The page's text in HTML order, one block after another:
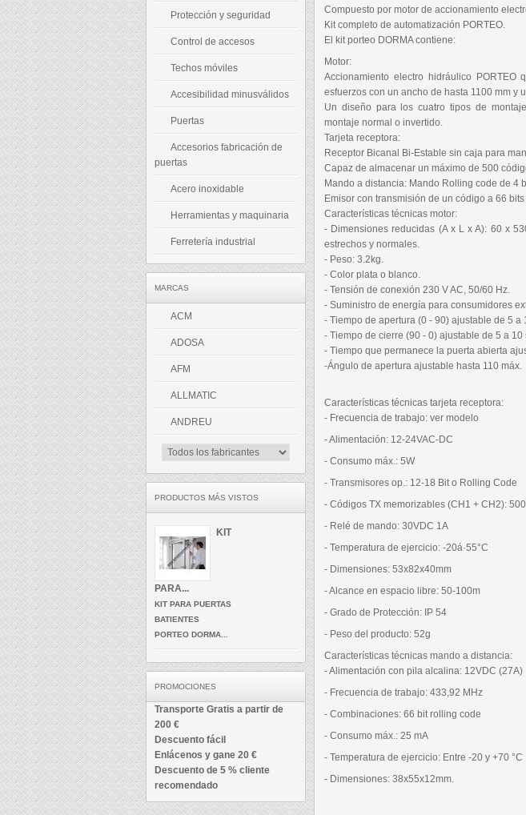
Protección y seguridad
Control de accesos
Techos móviles
Accesibilidad minusválidos
Puertas
Accesorios fabricación de
puertas
Acero inoxidable
Herramientas y maquinaria
Ferretería industrial
MARCAS
ACM
ADOSA
AFM
ALLMATIC
ANDREU
PRODUCTOS MÁS VISTOS
KIT
PARA...
KIT PARA PUERTAS
BATIENTES
PORTEO DORMA...
PROMOCIONES
Transporte Gratis a partir de
200 €
Descuento fácil
Enlácenos y gane 20 €
Descuento de 5 % cliente
recomendado
Compuesto por motor de accionamiento
Kit completo de automatización PORTEO.
El kit porteo DORMA contiene:
Motor:
Accionamiento electro hidráulico
esfuerzos con un ancho de hasta 1100 mm y
Un diseño para los cuatro tipos de
montaje normal o invertido.
Tarjeta receptora:
Receptor Bicanal Bi-Estable sin caja para
Capaz de almacenar un máximo de 500
Mando a distancia: Mando Rolling code de 4
Emisor con transmisión de un código a 66
Características técnicas motor:
- Dimensiones reducidas (A x L x A): 60 x
estrechos y normales.
- Peso: 3.2kg.
- Color plata o blanco.
- Tensión de conexión 230 V AC, 50/60 Hz.
- Suministro de energía para consumidores
- Tiempo de apertura (0 - 90) ajustable de 5 a
- Tiempo de cierre (90 - 0) ajustable de 5 a 10
- Tiempo que permanece la puerta abierta
-Ángulo de apertura ajustable hasta 110 máx.
Características técnicas tarjeta receptora:
- Frecuencia de trabajo: ver modelo
- Alimentación: 12-24VAC-DC
- Consumo máx.: 5W
- Transmisores op.: 12-18 Bit o Rolling Code
- Códigos TX memorizables (CH1 + CH2):
- Relé de mando: 30VDC 1A
- Temperatura de ejercicio: -20á·55°C
- Dimensiones: 53x82x40mm
- Alcance en espacio libre: 50-100m
- Grado de Protección: IP 54
- Peso del producto: 52g
Características técnicas mando a distancia:
- Alimentación con pila alcalina: 12VDC (27A)
- Frecuencia de trabajo: 433,92 MHz
- Combinaciones: 66 bit rolling code
- Consumo máx.: 25 mA
- Temperatura de ejercicio: Entre -20 y +70 °C
- Dimensiones: 38x55x12mm.